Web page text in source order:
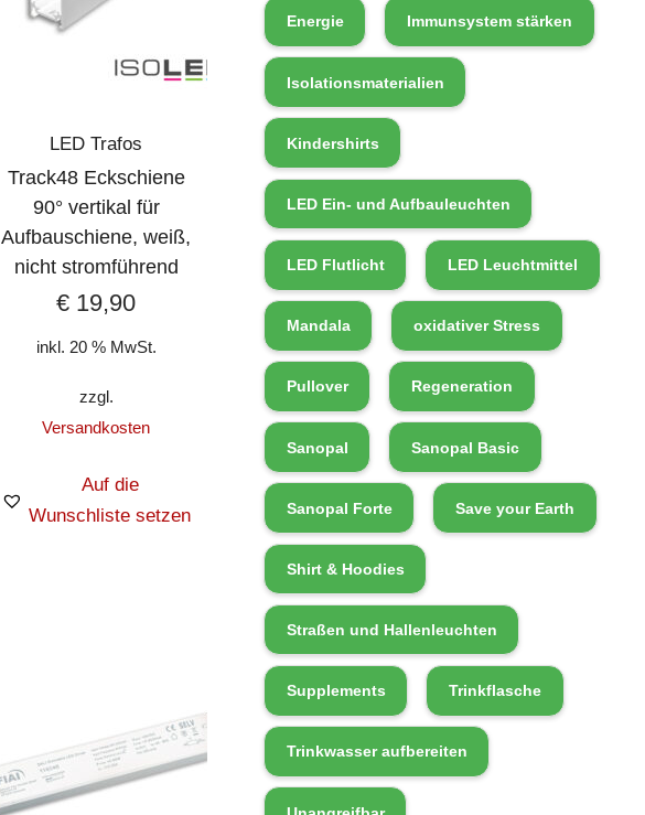
LED Trafos
Track48 Eckschiene
90° vertikal für
Aufbauschiene, weiß,
nicht stromführend
€ 19,90
inkl. 20 % MwSt.
zzgl.
Versandkosten
Auf die
Wunschliste setzen
Energie Immunsystem stärken
Isolationsmaterialien
Kindershirts
LED Ein- und Aufbauleuchten
LED Flutlicht LED Leuchtmittel
Mandala oxidativer Stress
Pullover Regeneration
Sanopal Sanopal Basic
Sanopal Forte Save your Earth
Shirt & Hoodies
Straßen und Hallenleuchten
Supplements Trinkflasche
Trinkwasser aufbereiten